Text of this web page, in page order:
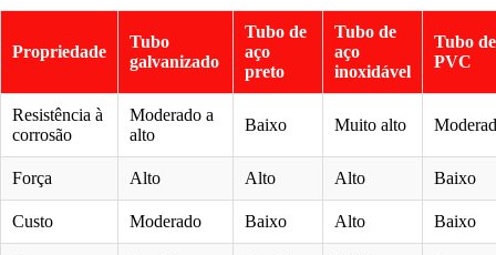
Propriedade
Tubo
galvanizado
Tubo de
aço
preto
Tubo de
aço
inoxidável
Tubo de
PVC
Resistência à
corrosão
Moderado a
alto
Baixo Muito alto
Força Alto Alto Alto Baixo
Custo Moderado Baixo Alto Baixo